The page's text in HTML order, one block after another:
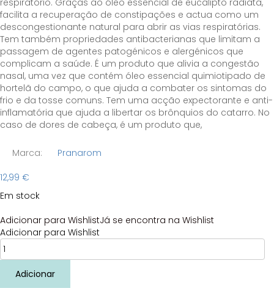
respiratório. Graças ao óleo essencial de eucalipto radiata,
facilita a recuperação de constipações e actua como um
descongestionante natural para abrir as vias respiratórias.
Tem também propriedades antibacterianas que limitam a
passagem de agentes patogénicos e alergénicos que
complicam a saúde. É um produto que alivia a congestão
nasal, uma vez que contém óleo essencial quimiotipado de
hortelã do campo, o que ajuda a combater os sintomas do
frio e da tosse comuns. Tem uma acção expectorante e anti-
inflamatória que ajuda a libertar os brônquios do catarro. No
caso de dores de cabeça, é um produto que,
Marca:
Pranarom
12,99 €
Em stock
Adicionar para WishlistJá se encontra na Wishlist
Adicionar para Wishlist
Quantidade
de
Balsamo
peitoral
Adicionar